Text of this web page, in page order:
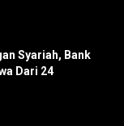
Syariah, Bank
Dari 24